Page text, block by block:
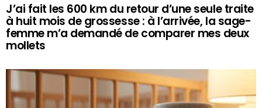
J’ai fait les 600 km du retour d’une seule traite
à huit mois de grossesse : à l’arrivée, la sage-
femme m’a demandé de comparer mes deux
mollets